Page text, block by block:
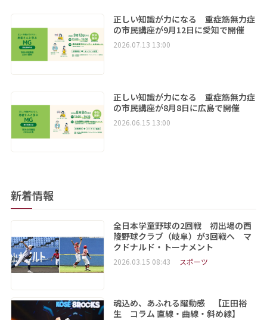
正しい知識が力になる 重症筋無力症
の市民講座が9月12日に愛知で開催
2026.07.13 13:00
正しい知識が力になる 重症筋無力症
の市民講座が8月8日に広島で開催
2026.06.15 13:00
新着情報
全日本学童野球の2回戦 初出場の西
陵野球クラブ（岐阜）が3回戦へ マ
クドナルド・トーナメント
2026.03.15 08:43 スポーツ
魂込め、あふれる躍動感 【正田裕
生 コラム 直線・曲線・斜め線】